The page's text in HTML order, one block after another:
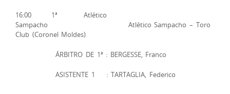
16:00 1ª Atlético
Sampacho Atlético Sampacho – Toro
Club (Coronel Moldes)
ÁRBITRO DE 1ª : BERGESSE, Franco
ASISTENTE 1 : TARTAGLIA, Federico